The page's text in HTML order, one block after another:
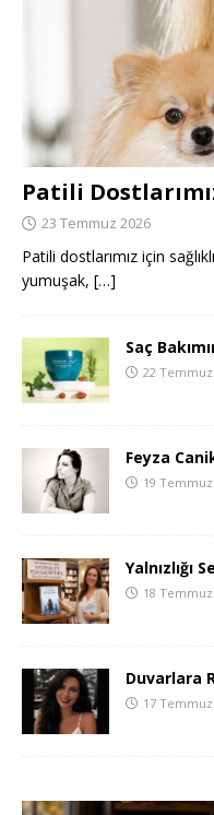
Patili
23 Temmuz 2026
Patili dostlarımız için
yumuşak, […]
Saç
22 Temmuz
Feyza
19 Temmuz
Yalnızlığı
18 Temmuz
Duvarlara
17 Temmuz